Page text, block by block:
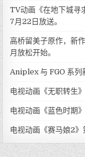
TV动画《在地下城寻
7月22日放送。
高桥留美子原作，新
月放松开始。
Aniplex 与 FGO 系列
电视动画《无职转生
电视动画《蓝色时期
电视动画《赛马娘2》